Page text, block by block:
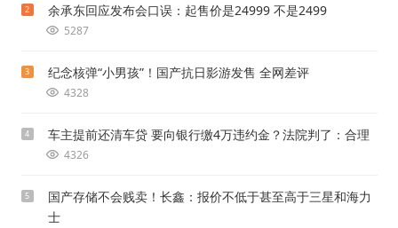
2 余承东回应发布会口误：起售价是24999 不是2499
5287
3 纪念核弹“小男孩”！国产抗日影游发售 全网差评
4328
4 车主提前还清车贷 要向银行缴4万违约金？法院判了：合理
4326
5
国产存储不会贱卖！长鑫：报价不低于甚至高于三星和海力
士